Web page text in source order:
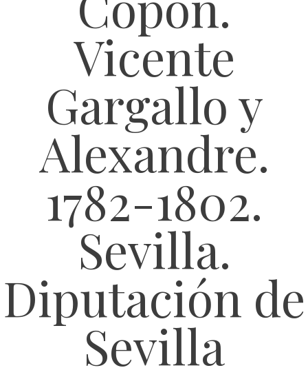
Vicente
Gargallo y
Alexandre.
1782-1802.
Sevilla.
Diputación de
Sevilla